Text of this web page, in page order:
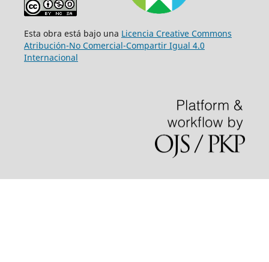
Esta obra está bajo una Licencia Creative Commons
Atribución-No Comercial-Compartir Igual 4.0
Internacional